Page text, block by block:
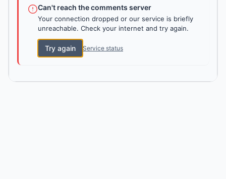
Can't reach the comments server
Your connection dropped or our service is briefly
unreachable. Check your internet and try again.
Try again Service status